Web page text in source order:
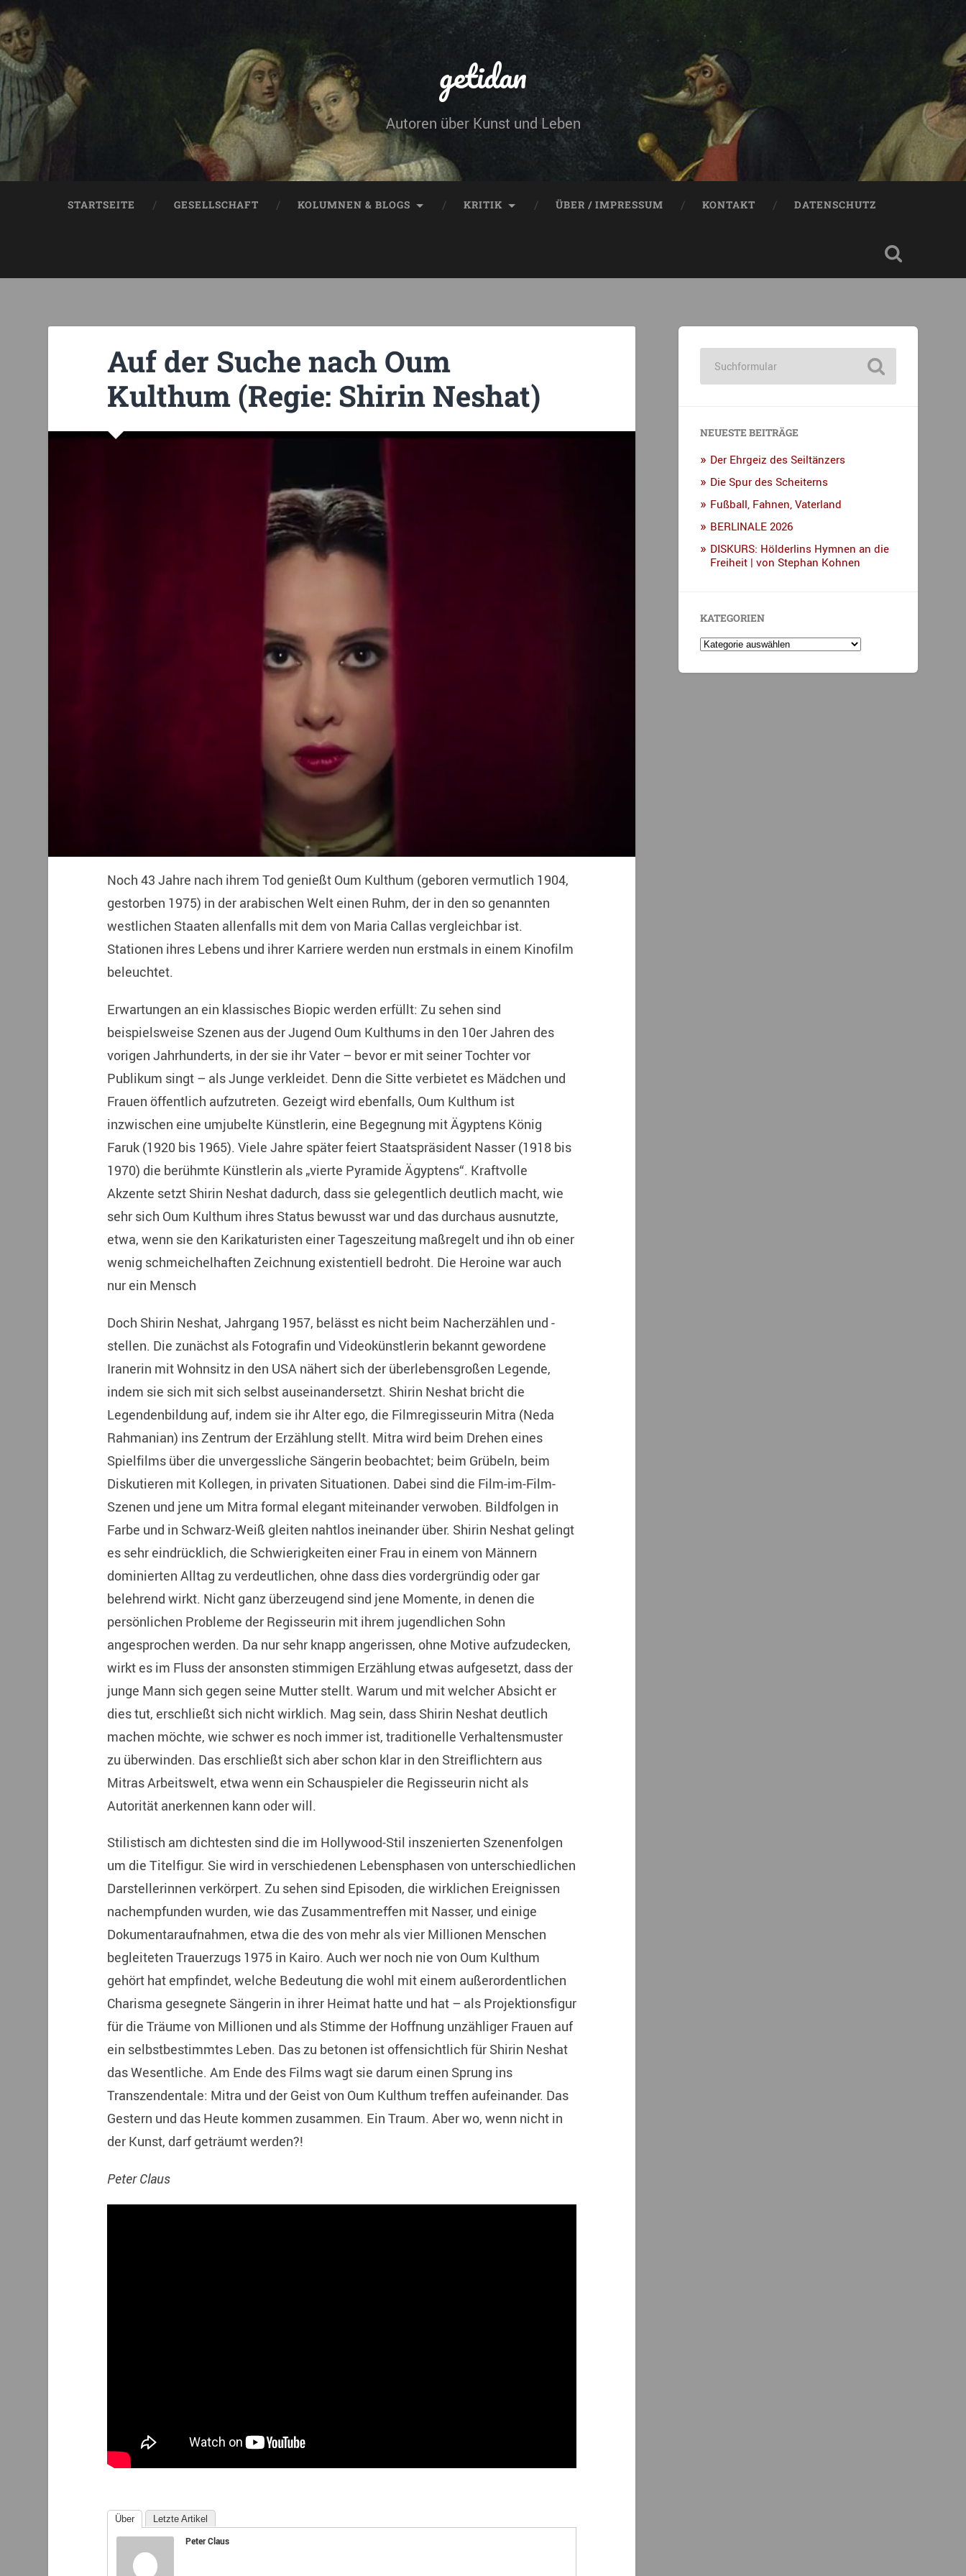
getidan
Autoren über Kunst und Leben
STARTSEITE GESELLSCHAFT KOLUMNEN & BLOGS KRITIK ÜBER / IMPRESSUM KONTAKT DATENSCHUTZ
Auf der Suche nach Oum
Kulthum (Regie: Shirin Neshat)
Noch 43 Jahre nach ihrem Tod genießt Oum Kulthum (geboren vermutlich 1904,
gestorben 1975) in der arabischen Welt einen Ruhm, der in den so genannten
westlichen Staaten allenfalls mit dem von Maria Callas vergleichbar ist.
Stationen ihres Lebens und ihrer Karriere werden nun erstmals in einem Kinofilm
beleuchtet.
Erwartungen an ein klassisches Biopic werden erfüllt: Zu sehen sind
beispielsweise Szenen aus der Jugend Oum Kulthums in den 10er Jahren des
vorigen Jahrhunderts, in der sie ihr Vater – bevor er mit seiner Tochter vor
Publikum singt – als Junge verkleidet. Denn die Sitte verbietet es Mädchen und
Frauen öffentlich aufzutreten. Gezeigt wird ebenfalls, Oum Kulthum ist
inzwischen eine umjubelte Künstlerin, eine Begegnung mit Ägyptens König
Faruk (1920 bis 1965). Viele Jahre später feiert Staatspräsident Nasser (1918 bis
1970) die berühmte Künstlerin als „vierte Pyramide Ägyptens“. Kraftvolle
Akzente setzt Shirin Neshat dadurch, dass sie gelegentlich deutlich macht, wie
sehr sich Oum Kulthum ihres Status bewusst war und das durchaus ausnutzte,
etwa, wenn sie den Karikaturisten einer Tageszeitung maßregelt und ihn ob einer
wenig schmeichelhaften Zeichnung existentiell bedroht. Die Heroine war auch
nur ein Mensch
Doch Shirin Neshat, Jahrgang 1957, belässt es nicht beim Nacherzählen und -
stellen. Die zunächst als Fotografin und Videokünstlerin bekannt gewordene
Iranerin mit Wohnsitz in den USA nähert sich der überlebensgroßen Legende,
indem sie sich mit sich selbst auseinandersetzt. Shirin Neshat bricht die
Legendenbildung auf, indem sie ihr Alter ego, die Filmregisseurin Mitra (Neda
Rahmanian) ins Zentrum der Erzählung stellt. Mitra wird beim Drehen eines
Spielfilms über die unvergessliche Sängerin beobachtet; beim Grübeln, beim
Diskutieren mit Kollegen, in privaten Situationen. Dabei sind die Film-im-Film-
Szenen und jene um Mitra formal elegant miteinander verwoben. Bildfolgen in
Farbe und in Schwarz-Weiß gleiten nahtlos ineinander über. Shirin Neshat gelingt
es sehr eindrücklich, die Schwierigkeiten einer Frau in einem von Männern
dominierten Alltag zu verdeutlichen, ohne dass dies vordergründig oder gar
belehrend wirkt. Nicht ganz überzeugend sind jene Momente, in denen die
persönlichen Probleme der Regisseurin mit ihrem jugendlichen Sohn
angesprochen werden. Da nur sehr knapp angerissen, ohne Motive aufzudecken,
wirkt es im Fluss der ansonsten stimmigen Erzählung etwas aufgesetzt, dass der
junge Mann sich gegen seine Mutter stellt. Warum und mit welcher Absicht er
dies tut, erschließt sich nicht wirklich. Mag sein, dass Shirin Neshat deutlich
machen möchte, wie schwer es noch immer ist, traditionelle Verhaltensmuster
zu überwinden. Das erschließt sich aber schon klar in den Streiflichtern aus
Mitras Arbeitswelt, etwa wenn ein Schauspieler die Regisseurin nicht als
Autorität anerkennen kann oder will.
Stilistisch am dichtesten sind die im Hollywood-Stil inszenierten Szenenfolgen
um die Titelfigur. Sie wird in verschiedenen Lebensphasen von unterschiedlichen
Darstellerinnen verkörpert. Zu sehen sind Episoden, die wirklichen Ereignissen
nachempfunden wurden, wie das Zusammentreffen mit Nasser, und einige
Dokumentaraufnahmen, etwa die des von mehr als vier Millionen Menschen
begleiteten Trauerzugs 1975 in Kairo. Auch wer noch nie von Oum Kulthum
gehört hat empfindet, welche Bedeutung die wohl mit einem außerordentlichen
Charisma gesegnete Sängerin in ihrer Heimat hatte und hat – als Projektionsfigur
für die Träume von Millionen und als Stimme der Hoffnung unzähliger Frauen auf
ein selbstbestimmtes Leben. Das zu betonen ist offensichtlich für Shirin Neshat
das Wesentliche. Am Ende des Films wagt sie darum einen Sprung ins
Transzendentale: Mitra und der Geist von Oum Kulthum treffen aufeinander. Das
Gestern und das Heute kommen zusammen. Ein Traum. Aber wo, wenn nicht in
der Kunst, darf geträumt werden?!
Peter Claus
Über Letzte Artikel
Peter Claus
NEUESTE BEITRÄGE
Der Ehrgeiz des Seiltänzers
Die Spur des Scheiterns
Fußball, Fahnen, Vaterland
BERLINALE 2026
DISKURS: Hölderlins Hymnen an die
Freiheit | von Stephan Kohnen
KATEGORIEN